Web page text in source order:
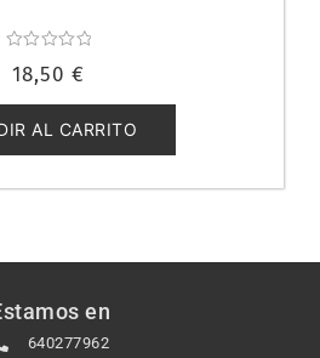
con
de
5
18,50 €
AL CARRITO
en
640277962